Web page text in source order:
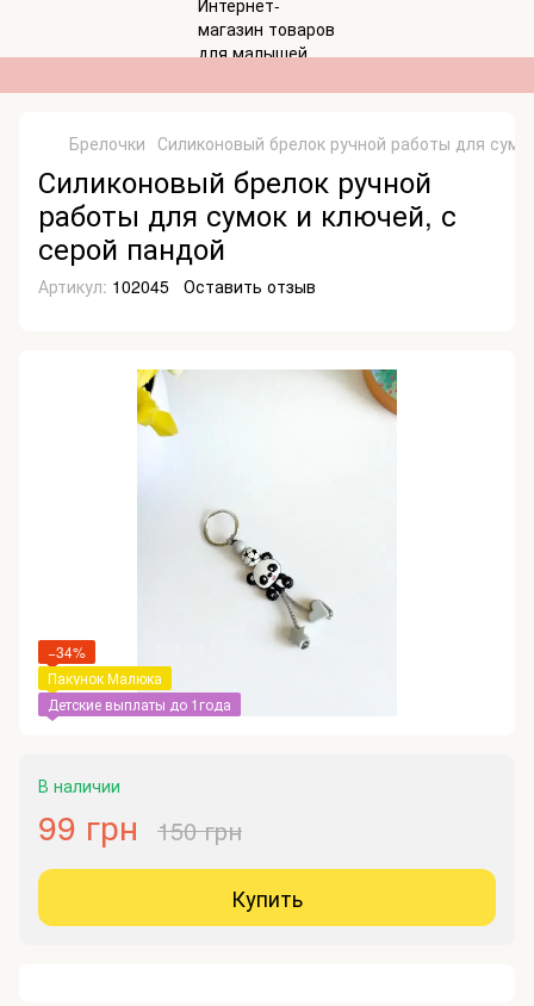
Брелочки Силиконовый брелок ручной работы для
Силиконовый брелок ручной
работы для сумок и ключей, с
серой пандой
Артикул: 102045 Оставить отзыв
−34%
Пакунок Малюка
Детские выплаты до 1года
В наличии
99 грн 150 грн
Купить